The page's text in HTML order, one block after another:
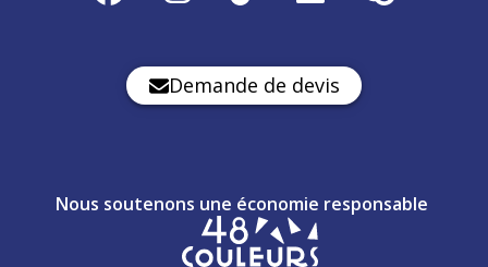
Demande de devis
Nous soutenons une économie responsable